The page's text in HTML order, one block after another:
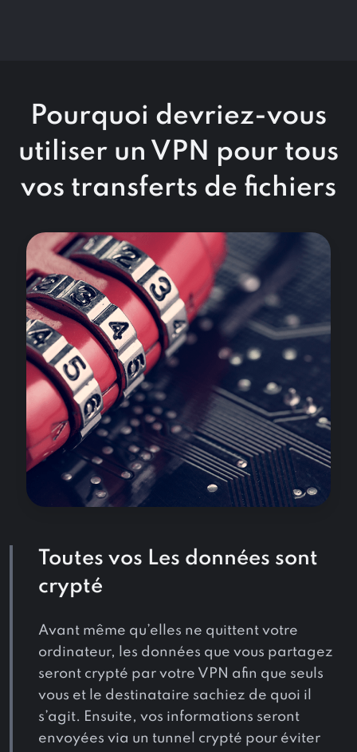
Pourquoi devriez-vous
utiliser un VPN pour tous
vos transferts de fichiers
Toutes vos Les données sont
crypté
Avant même qu’elles ne quittent votre
ordinateur, les données que vous partagez
seront crypté par votre VPN afin que seuls
vous et le destinataire sachiez de quoi il
s’agit. Ensuite, vos informations seront
envoyées via un tunnel crypté pour éviter